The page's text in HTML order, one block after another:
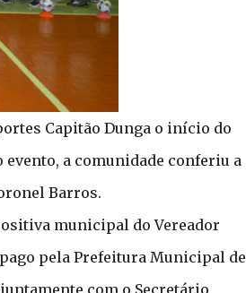
Capitão Dunga o início do
evento, a comunidade conferiu a
Barros.
municipal do Vereador
pela Prefeitura Municipal de